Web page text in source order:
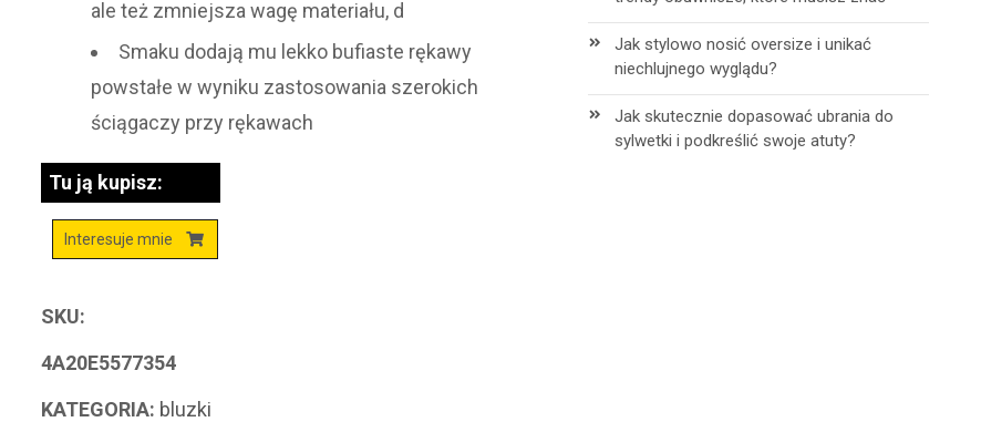
ale też zmniejsza wagę materiału, d
Smaku dodają mu lekko bufiaste rękawy
powstałe w wyniku zastosowania szerokich
ściągaczy przy rękawach
Tu ją kupisz:
Interesuje mnie
SKU:
4A20E5577354
KATEGORIA: bluzki
Jak stylowo nosić oversize i unikać
niechlujnego wyglądu?
Jak skutecznie dopasować ubrania do
sylwetki i podkreślić swoje atuty?